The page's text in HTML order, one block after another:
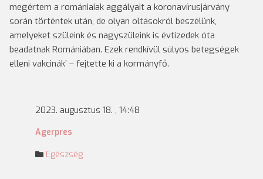
megértem a romániaiak aggályait a koronavírusjárvány
során történtek után, de olyan oltásokról beszélünk,
amelyeket szüleink és nagyszüleink is évtizedek óta
beadatnak Romániában. Ezek rendkívül súlyos betegségek
elleni vakcinák’ – fejtette ki a kormányfő.
2023. augusztus 18. , 14:48
Agerpres
Egészség